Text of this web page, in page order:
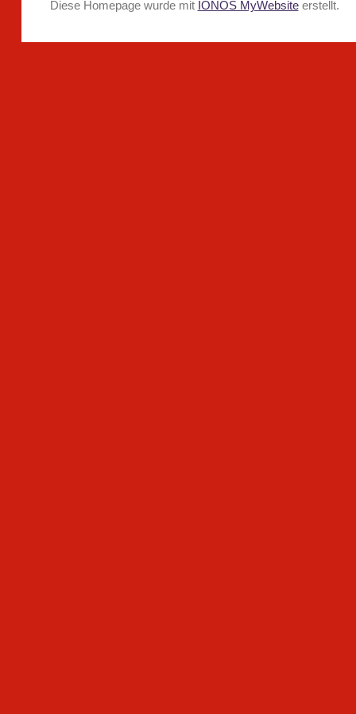
Diese Homepage wurde mit IONOS MyWebsiteerstellt.